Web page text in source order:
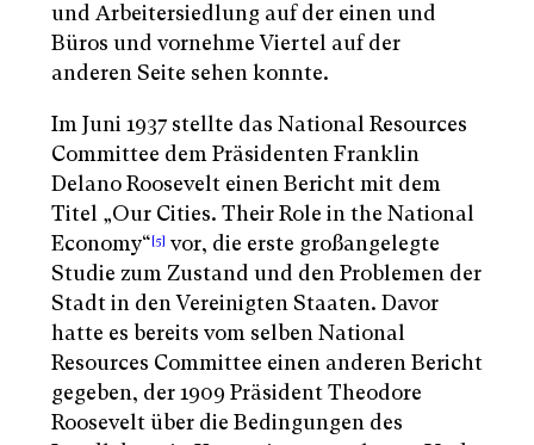
und Arbeitersiedlung auf der einen und
Büros und vornehme Viertel auf der
anderen Seite sehen konnte.
Im Juni 1937 stellte das National Resources
Committee dem Präsidenten Franklin
Delano Roosevelt einen Bericht mit dem
Titel „Our Cities. Their Role in the National
Economy“[5] vor, die erste großangelegte
Studie zum Zustand und den Problemen der
Stadt in den Vereinigten Staaten. Davor
hatte es bereits vom selben National
Resources Committee einen anderen Bericht
gegeben, der 1909 Präsident Theodore
Roosevelt über die Bedingungen des